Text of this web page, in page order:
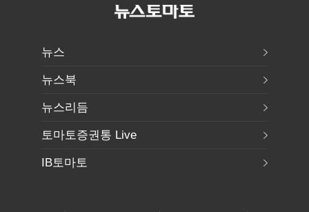
뉴스
뉴스북
뉴스리듬
토마토증권통 Live
IB토마토